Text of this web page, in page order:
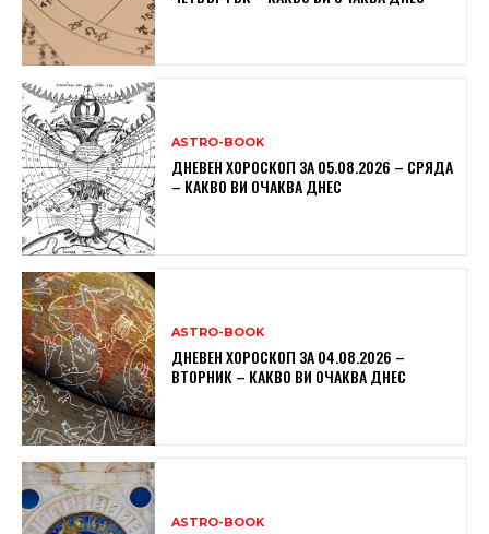
ASTRO-BOOK
ДНЕВЕН ХОРОСКОП ЗА 05.08.2026 – СРЯДА
– КАКВО ВИ ОЧАКВА ДНЕС
ASTRO-BOOK
ДНЕВЕН ХОРОСКОП ЗА 04.08.2026 –
ВТОРНИК – КАКВО ВИ ОЧАКВА ДНЕС
ASTRO-BOOK